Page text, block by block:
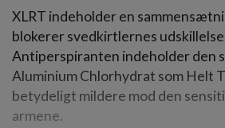
XLRT indeholder en
blokerer svedkirtlernes udskillelse
Antiperspiranten indeholder den
Aluminium Chlorhydrat som Helt
betydeligt mildere mod den
armene.